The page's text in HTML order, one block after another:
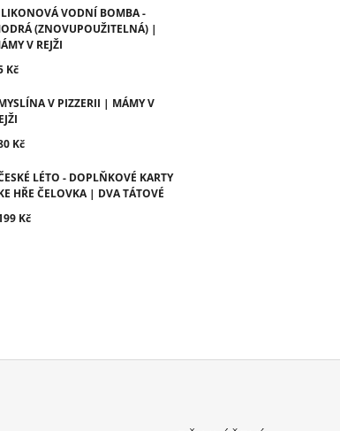
VODNÍ BOMBA -
(ZNOVUPOUŽITELNÁ) |
V REJŽI
Kč
V PIZZERII | MÁMY V
Kč
LÉTO - DOPLŇKOVÉ KARTY
HŘE ČELOVKA | DVA TÁTOVÉ
Kč